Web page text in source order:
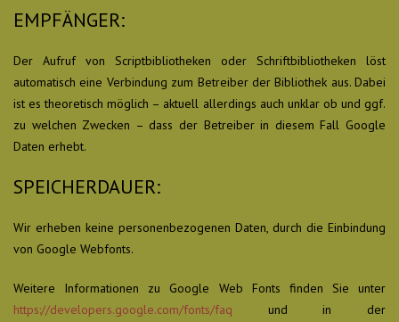
EMPFÄNGER:
Der Aufruf von Scriptbibliotheken oder Schriftbibliotheken löst
automatisch eine Verbindung zum Betreiber der Bibliothek aus. Dabei
ist es theoretisch möglich – aktuell allerdings auch unklar ob und ggf.
zu welchen Zwecken – dass der Betreiber in diesem Fall Google
Daten erhebt.
SPEICHERDAUER:
Wir erheben keine personenbezogenen Daten, durch die Einbindung
von Google Webfonts.
Weitere Informationen zu Google Web Fonts finden Sie unter
https://developers.google.com/fonts/faq und in der